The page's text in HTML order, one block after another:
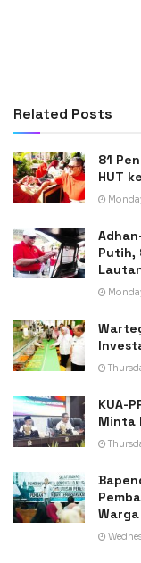
Related Posts
81
HUT
Putih,
KUA-
Minta
Warga